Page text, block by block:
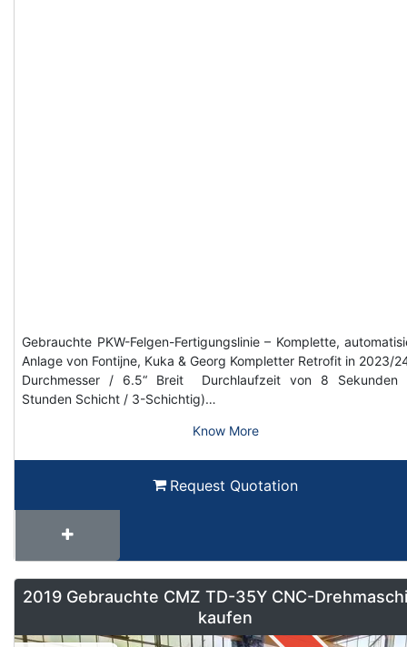
Gebrauchte PKW-Felgen-Fertigungslinie – Komplette,
Anlage von Fontijne, Kuka & Georg Kompletter Retrofit in 2023/
Durchmesser / 6.5“ Breit Durchlaufzeit von 8 Sekunden
Stunden Schicht / 3-Schichtig)…
Know More
Request Quotation
2019 Gebrauchte CMZ TD-35Y CNC-
kaufen